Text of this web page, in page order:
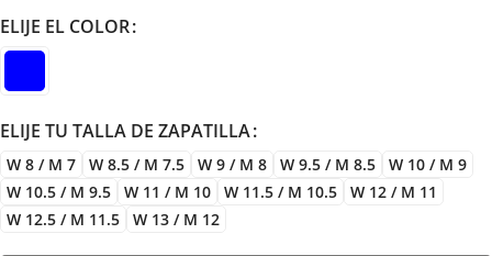
ELIJE EL COLOR
ELIJE TU TALLA DE ZAPATILLA
W 8 / M 7 W 8.5 / M 7.5 W 9 / M 8 W 9.5 / M 8.5
W 10 / M 9
W 10.5 / M 9.5
W 11 / M 10 W 11.5 / M 10.5
W 12 / M 11
W 12.5 / M 11.5
W 13 / M 12